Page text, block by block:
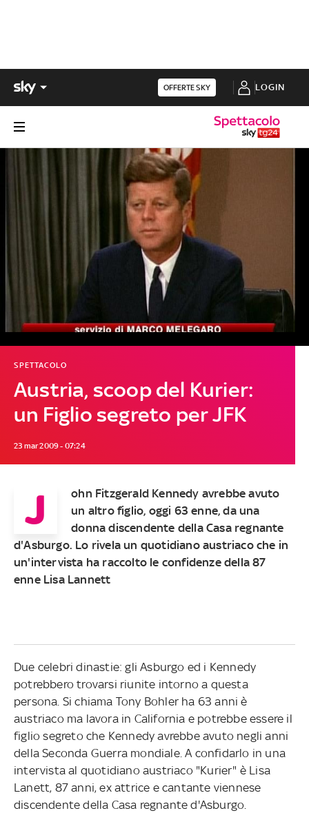
OFFERTE SKY LOGIN
Austria, scoop del Kurier:
un Figlio segreto per JFK
SPETTACOLO
23 mar 2009 - 07:24
J
ohn Fitzgerald Kennedy avrebbe avuto
un altro figlio, oggi 63 enne, da una
donna discendente della Casa regnante
d'Asburgo. Lo rivela un quotidiano austriaco che in
un'intervista ha raccolto le confidenze della 87
enne Lisa Lannett
Due celebri dinastie: gli Asburgo ed i Kennedy
potrebbero trovarsi riunite intorno a questa
persona. Si chiama Tony Bohler ha 63 anni è
austriaco ma lavora in California e potrebbe essere il
figlio segreto che Kennedy avrebbe avuto negli anni
della Seconda Guerra mondiale. A confidarlo in una
intervista al quotidiano austriaco "Kurier" è Lisa
Lanett, 87 anni, ex attrice e cantante viennese
discendente della Casa regnante d'Asburgo.